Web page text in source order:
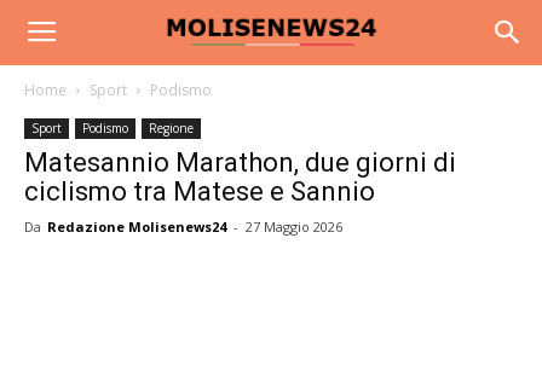
Home Sport Podismo
Sport Podismo Regione
Matesannio Marathon, due giorni di
ciclismo tra Matese e Sannio
Da Redazione Molisenews24 - 27 Maggio 2026